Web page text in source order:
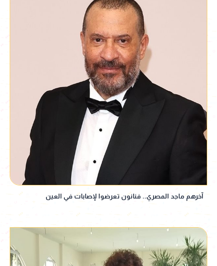
آخرهم ماجد المصري.. فنانون تعرضوا لإصابات في العين